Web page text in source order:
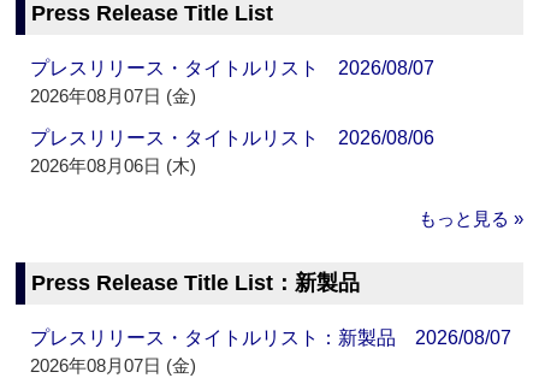
Press Release Title List
プレスリリース・タイトルリスト 2026/08/07
2026年08月07日 (金)
プレスリリース・タイトルリスト 2026/08/06
2026年08月06日 (木)
もっと見る »
Press Release Title List：新製品
プレスリリース・タイトルリスト：新製品 2026/08/07
2026年08月07日 (金)